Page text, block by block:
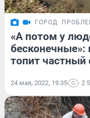
ГОРОД
«А потом у
бесконечные»:
топит частный
24 мая, 2022, 19:35 2